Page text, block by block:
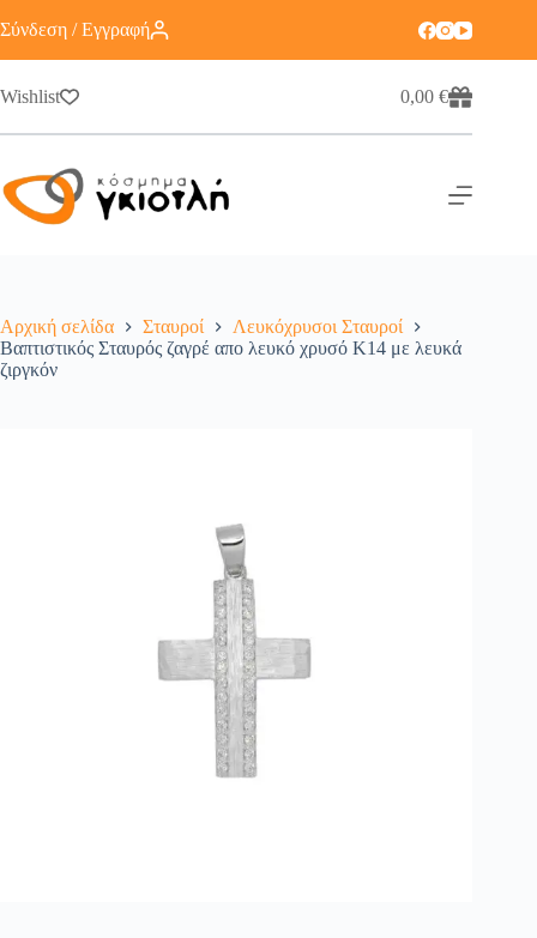
Σύνδεση / Εγγραφή
Wishlist 0,00€
Αρχική σελίδα Σταυροί
Λευκόχρυσοι Σταυροί
Βαπτιστικός Σταυρός ζαγρέ απο λευκό χρυσό Κ14 με λευκά
ζιργκόν